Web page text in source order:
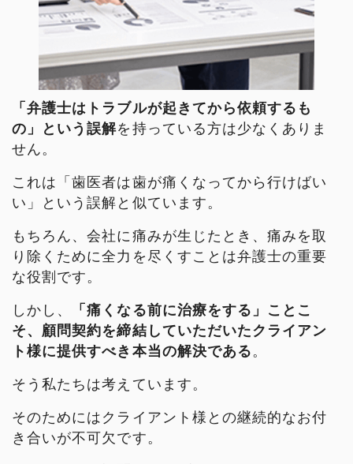
「弁護士はトラブルが起きてから依頼するも
の」という誤解を持っている方は少なくありま
せん。
これは「歯医者は歯が痛くなってから行けばい
い」という誤解と似ています。
もちろん、会社に痛みが生じたとき、痛みを取
り除くために全力を尽くすことは弁護士の重要
な役割です。
しかし、
「痛くなる前に治療をする」ことこ
そ、顧問契約を締結していただいたクライアン
ト様に提供すべき本当の解決である 。
そう私たちは考えています。
そのためにはクライアント様との継続的なお付
き合いが不可欠です。